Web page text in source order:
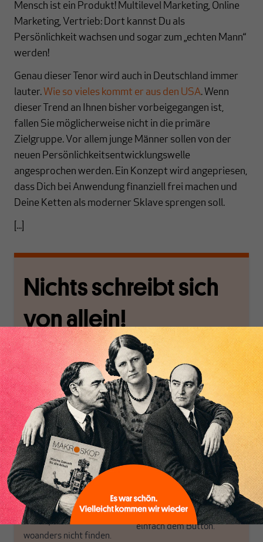
Mensch ist ein Produkt! Multilevel Marketing, Online
Marketing, Vertrieb: Dort kannst Du als
Persönlichkeit wachsen und sogar zum „echten Mann“
werden!
Genau dieser Tenor wird auch in Deutschland immer
lauter. Wie so vieles kommt er aus den USA. Wenn
dieser Trend an Ihnen bisher vorbeigegangen ist,
fallen Sie möglicherweise nicht in die primäre
Zielgruppe. Vor allem junge Männer sollen von der
neuen Persönlichkeitsentwicklungswelle
angesprochen werden. Ein Konzept wird angepriesen,
dass Dich bei Anwendung finanziell frei machen und
Deine Ketten als moderner Sklave sprengen soll.
[...]
Nichts schreibt sich
von allein!
Nur für Abonnenten
MAKROSKOP analysiert
wirtschaftspolitische
Themen aus einer
postkeynesianischen
Perspektive und ist damit
in Deutschland einzigartig.
MAKROSKOP steht für
das große Ganze. Wir
haben einen Blick auf
Geld, Wirtschaft und
Politik, den Sie so
woanders nicht finden.
Wir verlassen die
journalistische Filterblase,
in der sich viele
eingerichtet haben. Wir
öffnen Fenster und
bringen frische Luft in die
engen und verstaubten
Debattenräume.
Brauchen Sie auch frische
Luft? Dann folgen Sie
einfach dem Button.